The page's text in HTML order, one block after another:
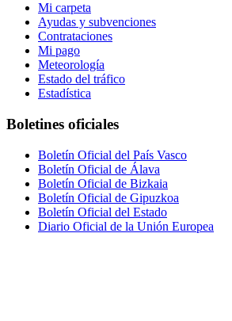
Mi carpeta
Ayudas y subvenciones
Contrataciones
Mi pago
Meteorología
Estado del tráfico
Estadística
Boletines oficiales
Boletín Oficial del País Vasco
Boletín Oficial de Álava
Boletín Oficial de Bizkaia
Boletín Oficial de Gipuzkoa
Boletín Oficial del Estado
Diario Oficial de la Unión Europea